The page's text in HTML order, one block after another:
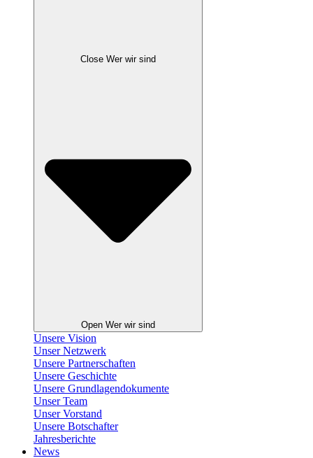
Close Wer wir sind
Open Wer wir sind
Unsere Vision
Unser Netzwerk
Unsere Partnerschaften
Unsere Geschichte
Unsere Grundlagendokumente
Unser Team
Unser Vorstand
Unsere Botschafter
Jahresberichte
News